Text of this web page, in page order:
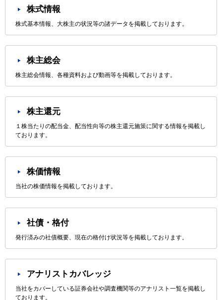
株式情報
株式基本情報、大株主の状況等の諸データを掲載しております。
株主総会
株主総会情報、各種資料および動画等を掲載しております。
株主還元
１株当たりの配当金、配当性向等の株主還元施策に関する情報を掲載し
ております。
株価情報
当社の株価情報を掲載しております。
社債・格付
発行済みの社債概要、現在の格付け状況等を掲載しております。
アナリストカバレッジ
当社をカバーしている証券会社や調査機関等のアナリスト一覧を掲載し
ております。